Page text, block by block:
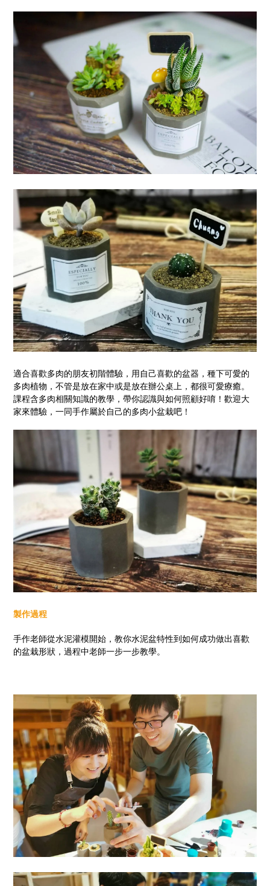
適合喜歡多肉的朋友初階體驗，用自己喜歡的盆器，種下可愛的
多肉植物，不管是放在家中或是放在辦公桌上，都很可愛療癒。
課程含多肉相關知識的教學，帶你認識與如何照顧好唷！歡迎大
家來體驗，一同手作屬於自己的多肉小盆栽吧！
製作過程
手作老師從水泥灌模開始，教你水泥盆特性到如何成功做出喜歡
的盆栽形狀，過程中老師一步一步教學。